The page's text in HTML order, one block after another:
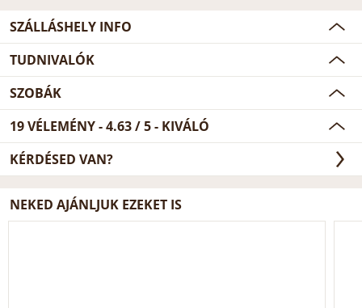
SZÁLLÁSHELY INFO
TUDNIVALÓK
SZOBÁK
19VÉLEMÉNY -4.63/5- KIVÁLÓ
KÉRDÉSED VAN?
NEKED AJÁNLJUK EZEKET IS